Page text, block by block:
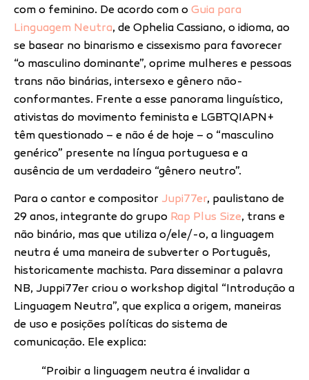
com o feminino. De acordo com o Guia para
Linguagem Neutra, de Ophelia Cassiano, o idioma, ao
se basear no binarismo e cissexismo para favorecer
“o masculino dominante”, oprime mulheres e pessoas
trans não binárias, intersexo e gênero não-
conformantes. Frente a esse panorama linguístico,
ativistas do movimento feminista e LGBTQIAPN+
têm questionado – e não é de hoje – o “masculino
genérico” presente na língua portuguesa e a
ausência de um verdadeiro “gênero neutro”.
Para o cantor e compositor Jupi77er, paulistano de
29 anos, integrante do grupo Rap Plus Size, trans e
não binário, mas que utiliza o/ele/-o, a linguagem
neutra é uma maneira de subverter o Português,
historicamente machista. Para disseminar a palavra
NB, Juppi77er criou o workshop digital “Introdução a
Linguagem Neutra”, que explica a origem, maneiras
de uso e posições políticas do sistema de
comunicação. Ele explica:
“Proibir a linguagem neutra é invalidar a